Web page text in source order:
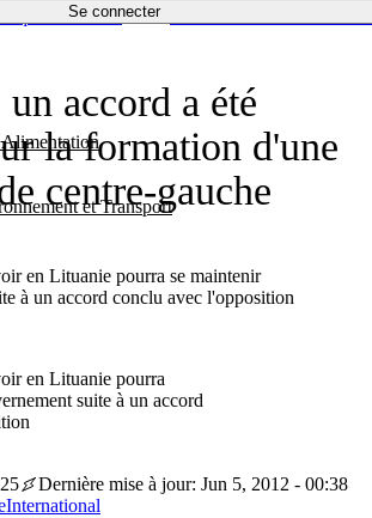
Se connecter
et Transport
Économie
accord a été
la formation d'une
centre-gauche
en Lituanie pourra se maintenir
à un accord conclu avec l'opposition
en Lituanie pourra
suite à un accord
Dernière mise à jour: Jun 5, 2012 - 00:38
International